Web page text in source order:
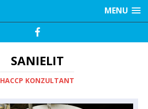
MENU
SANIELIT
HACCP KONZULTANT